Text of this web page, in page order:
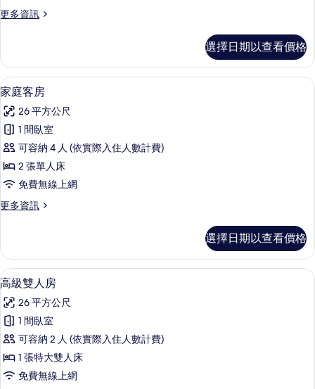
有
片
更多資訊
更
房
的
詳
情
選擇日期以查看價格
顯
示
家
庭
客
房
所
相
片
家庭客房 | 客房內保險箱、筆電工作
5
家庭客房
26 平方公尺
1 間臥室
可容納 4 人 (依實際入住人數計費)
2 張單人床
免費無線上網
更多資訊
更
客
房
的
情
選擇日期以查看價格
顯
示
高
級
雙
人
客房內保險箱、筆電工作空間、隔音
7
高級雙人房
26 平方公尺
1 間臥室
可容納 2 人 (依實際入住人數計費)
1 張特大雙人床
免費無線上網